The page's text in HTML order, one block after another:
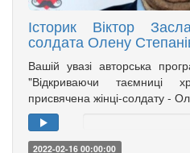
Історик Віктор
солдата Олену
Вашій увазі авторська
"Відкриваючи таємниці
присвячена жінці-солдату -
2022-02-16 00:00:00